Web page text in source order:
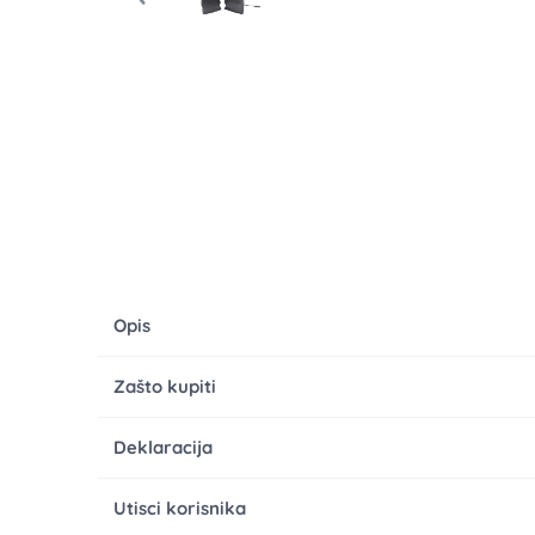
Opis
Zašto kupiti
Deklaracija
Utisci korisnika